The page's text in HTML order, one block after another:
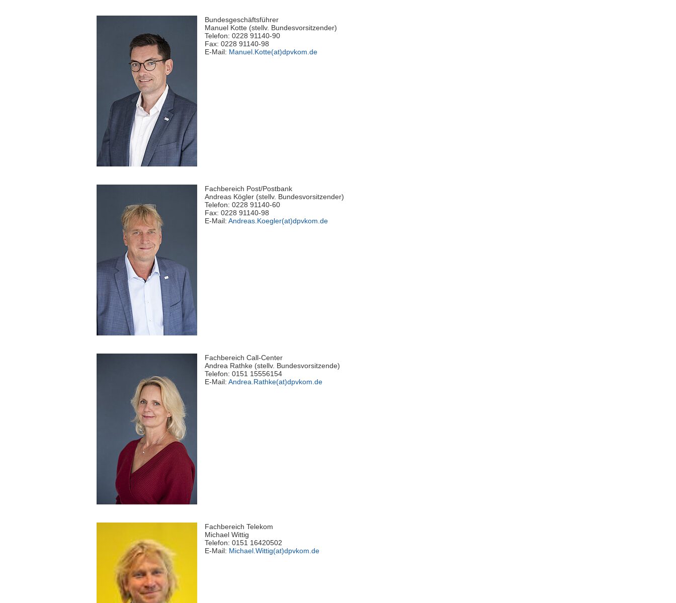
Bundesgeschäftsführer
Manuel Kotte (stellv. Bundesvorsitzender)
Telefon: 0228 91140-90
Fax: 0228 91140-98
E-Mail: Manuel.Kotte(at)dpvkom.de
Fachbereich Post/Postbank
Andreas Kögler (stellv. Bundesvorsitzender)
Telefon: 0228 91140-60
Fax: 0228 91140-98
E-Mail: Andreas.Koegler(at)dpvkom.de
Fachbereich Call-Center
Andrea Rathke (stellv. Bundesvorsitzende)
Telefon: 0151 15556154
E-Mail: Andrea.Rathke(at)dpvkom.de
Fachbereich Telekom
Michael Wittig
Telefon: 0151 16420502
E-Mail: Michael.Wittig(at)dpvkom.de